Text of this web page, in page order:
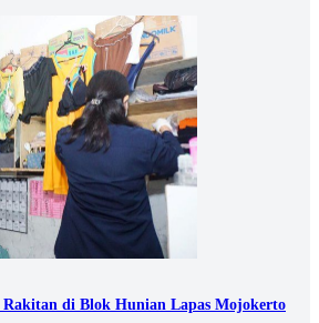
Rakitan di Blok Hunian Lapas Mojokerto